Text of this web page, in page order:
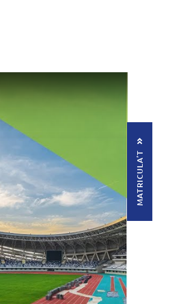
MATRICULA’T